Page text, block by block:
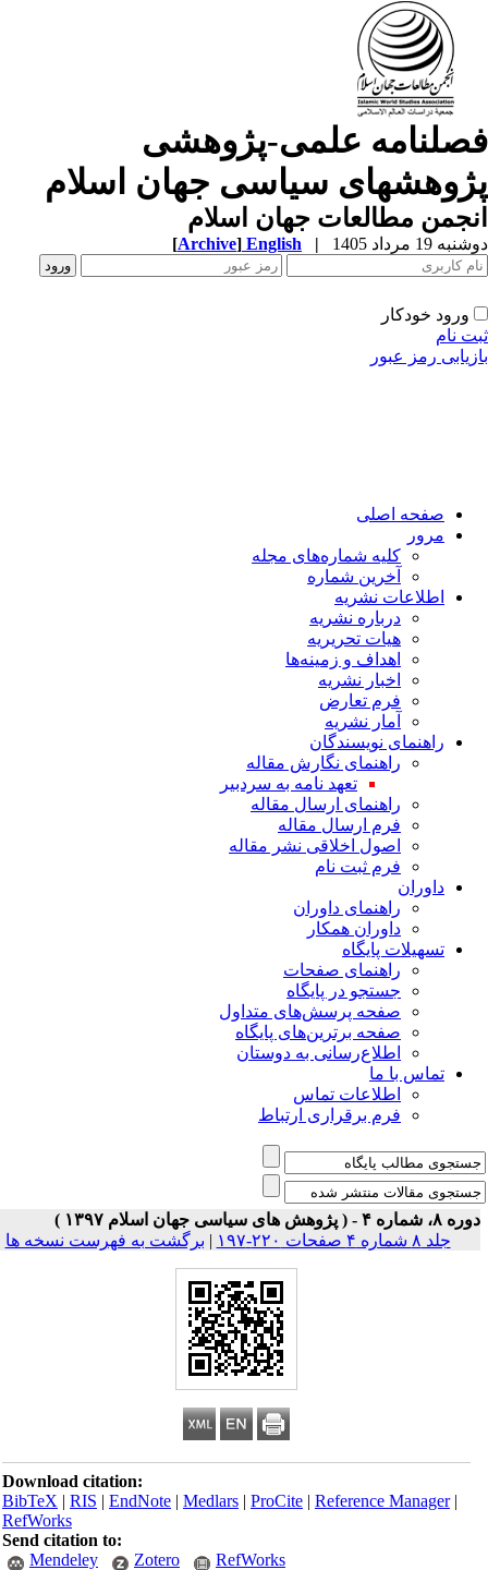
علمی-پژوهشی
سیاسی جهان اسلام
مطالعات جهان اسلام
19 مرداد 1405 |
English
[Archive]
ورود خودکار
نام
رمز عبور
صفحه اصلی
مرور
کلیه شماره‌های مجله
آخرین شماره
اطلاعات نشریه
درباره نشریه
هیات تحریریه
اهداف و زمینه‌ها
اخبار نشریه
فرم تعارض
آمار نشریه
راهنمای نویسندگان
راهنمای نگارش مقاله
تعهد نامه به سردبیر
راهنمای ارسال مقاله
فرم ارسال مقاله
اصول اخلاقی نشر مقاله
فرم ثبت نام
داوران
راهنمای داوران
داوران همکار
تسهیلات پایگاه
راهنمای صفحات
جستجو در پایگاه
صفحه پرسش‌های متداول
صفحه برترین‌های پایگاه
اطلاع‌رسانی به دوستان
تماس با ما
اطلاعات تماس
فرم برقراری ارتباط
۴ - ( پژوهش های سیاسی جهان اسلام ۱۳۹۷ )
جلد ۸ شماره ۴ صفحات ۲۲۰-۱۹۷
| برگشت به فهرست نسخه ها
Download citation:
BibTeX|RIS|EndNote|Medlars|ProCite|Reference Manager
RefWorks
Send citation to:
Mendeley
Zotero RefWorks